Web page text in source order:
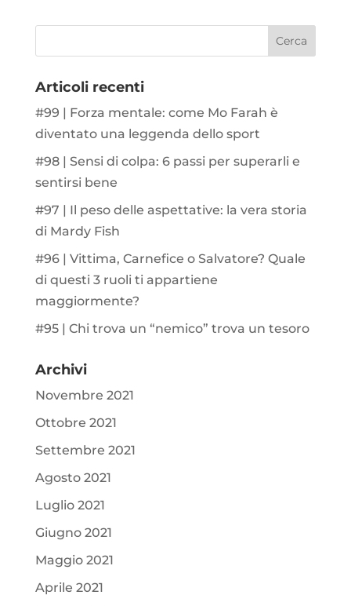
Articoli recenti
#99 | Forza mentale: come Mo Farah è
diventato una leggenda dello sport
#98 | Sensi di colpa: 6 passi per superarli e
sentirsi bene
#97 | Il peso delle aspettative: la vera storia
di Mardy Fish
#96 | Vittima, Carnefice o Salvatore? Quale
di questi 3 ruoli ti appartiene
maggiormente?
#95 | Chi trova un “nemico” trova un tesoro
Archivi
Novembre 2021
Ottobre 2021
Settembre 2021
Agosto 2021
Luglio 2021
Giugno 2021
Maggio 2021
Aprile 2021